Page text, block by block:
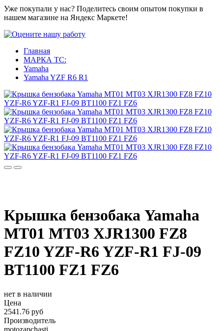
Уже покупали у нас? Поделитесь своим опытом покупки в
нашем магазине на Яндекс Маркете!
Главная
МАРКА ТС:
Yamaha
Yamaha YZF R6 R1
Крышка бензобака Yamaha
MT01 MT03 XJR1300 FZ8
FZ10 YZF-R6 YZF-R1 FJ-09
BT1100 FZ1 FZ6
нет в наличии
Цена
2541.76 руб
Производитель
motozapchasti